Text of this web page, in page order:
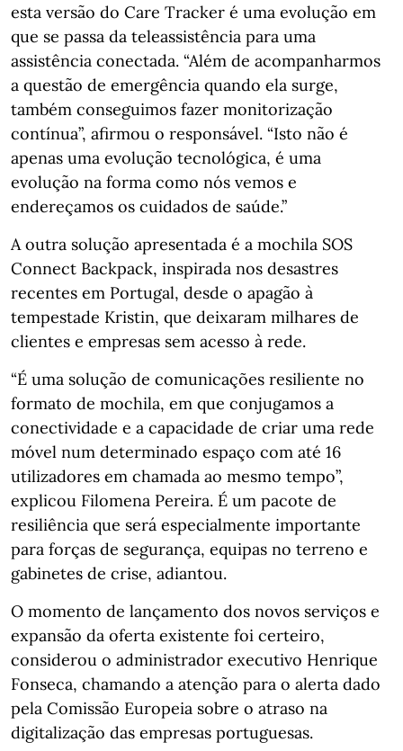
esta versão do Care Tracker é uma evolução em
que se passa da teleassistência para uma
assistência conectada. “Além de acompanharmos
a questão de emergência quando ela surge,
também conseguimos fazer monitorização
contínua”, afirmou o responsável. “Isto não é
apenas uma evolução tecnológica, é uma
evolução na forma como nós vemos e
endereçamos os cuidados de saúde.”
A outra solução apresentada é a mochila SOS
Connect Backpack, inspirada nos desastres
recentes em Portugal, desde o apagão à
tempestade Kristin, que deixaram milhares de
clientes e empresas sem acesso à rede.
“É uma solução de comunicações resiliente no
formato de mochila, em que conjugamos a
conectividade e a capacidade de criar uma rede
móvel num determinado espaço com até 16
utilizadores em chamada ao mesmo tempo”,
explicou Filomena Pereira. É um pacote de
resiliência que será especialmente importante
para forças de segurança, equipas no terreno e
gabinetes de crise, adiantou.
O momento de lançamento dos novos serviços e
expansão da oferta existente foi certeiro,
considerou o administrador executivo Henrique
Fonseca, chamando a atenção para o alerta dado
pela Comissão Europeia sobre o atraso na
digitalização das empresas portuguesas.